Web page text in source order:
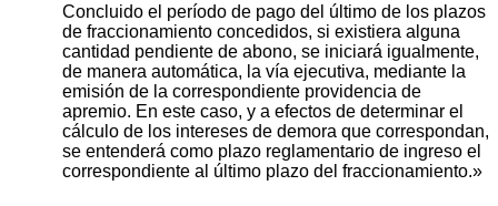
Concluido el período de pago del último de los plazos
de fraccionamiento concedidos, si existiera alguna
cantidad pendiente de abono, se iniciará igualmente,
de manera automática, la vía ejecutiva, mediante la
emisión de la correspondiente providencia de
apremio. En este caso, y a efectos de determinar el
cálculo de los intereses de demora que correspondan,
se entenderá como plazo reglamentario de ingreso el
correspondiente al último plazo del fraccionamiento.»